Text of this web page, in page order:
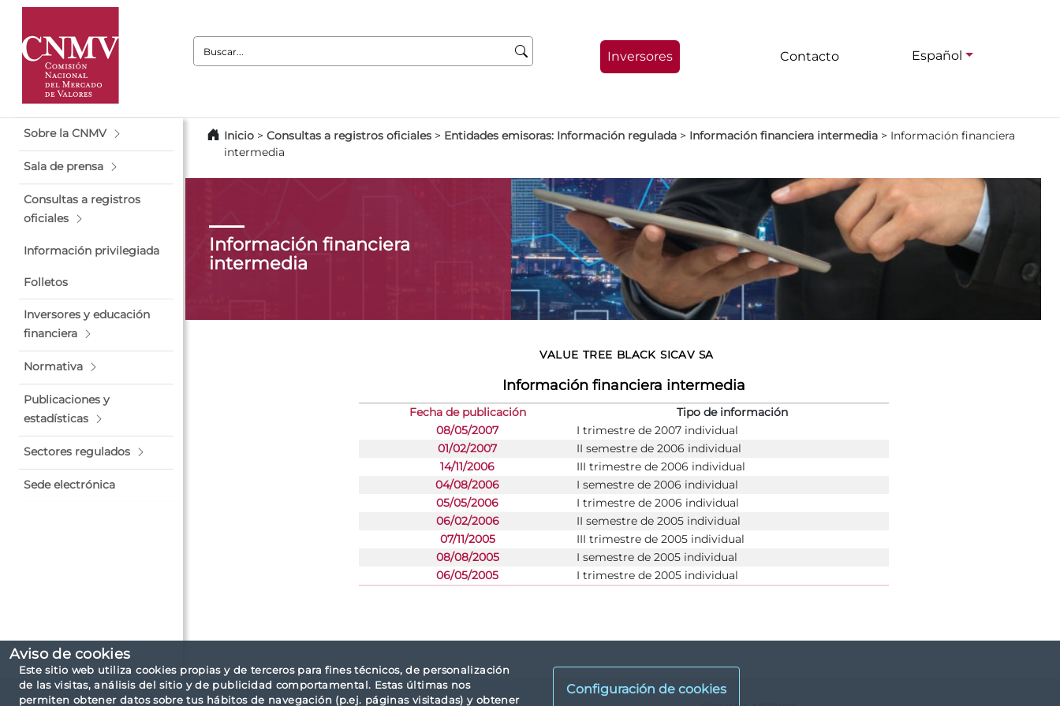
Aviso de cookies
Este sitio web utiliza cookies propias y de terceros para fines técnicos, de personalización
de las visitas, análisis del sitio y de publicidad comportamental. Estas últimas nos
permiten obtener datos sobre tus hábitos de navegación (p.ej. páginas visitadas) y obtener
Configuración de cookies
Buscar:
Inversores Contacto Español
Sobre la CNMV
Sala de prensa
Consultas a registros
oficiales
Información privilegiada
Folletos
Inversores y educación
financiera
Normativa
Publicaciones y
estadísticas
Sectores regulados
Sede electrónica
Inicio > Consultas a registros oficiales > Entidades emisoras: Información regulada > Información financiera intermedia > Información financiera
intermedia
Información financiera
intermedia
VALUE TREE BLACK SICAV SA
Información financiera intermedia
Fecha de publicación
Tipo de información
08/05/2007
I trimestre de 2007 individual
01/02/2007
II semestre de 2006 individual
14/11/2006
III trimestre de 2006 individual
04/08/2006
I semestre de 2006 individual
05/05/2006
I trimestre de 2006 individual
06/02/2006
II semestre de 2005 individual
07/11/2005
III trimestre de 2005 individual
08/08/2005
I semestre de 2005 individual
06/05/2005
I trimestre de 2005 individual